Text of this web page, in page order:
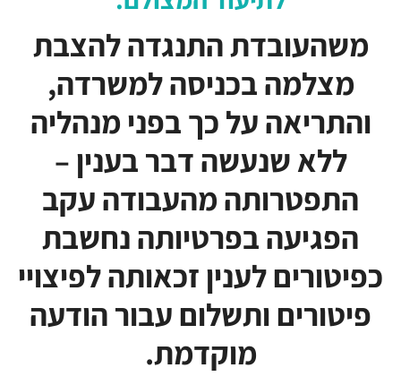
משהעובדת התנגדה להצבת
מצלמה בכניסה למשרדה,
והתריאה על כך בפני מנהליה
ללא שנעשה דבר בענין –
התפטרותה מהעבודה עקב
הפגיעה בפרטיותה נחשבת
כפיטורים לענין זכאותה לפיצויי
פיטורים ותשלום עבור הודעה
מוקדמת.